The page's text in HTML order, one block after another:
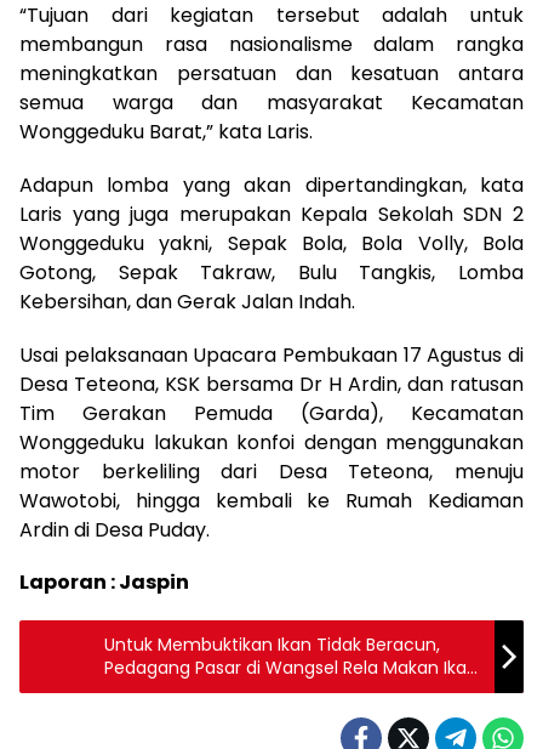
“Tujuan dari kegiatan tersebut adalah untuk
membangun rasa nasionalisme dalam rangka
meningkatkan persatuan dan kesatuan antara
semua warga dan masyarakat Kecamatan
Wonggeduku Barat,” kata Laris.
Adapun lomba yang akan dipertandingkan, kata
Laris yang juga merupakan Kepala Sekolah SDN 2
Wonggeduku yakni, Sepak Bola, Bola Volly, Bola
Gotong, Sepak Takraw, Bulu Tangkis, Lomba
Kebersihan, dan Gerak Jalan Indah.
Usai pelaksanaan Upacara Pembukaan 17 Agustus di
Desa Teteona, KSK bersama Dr H Ardin, dan ratusan
Tim Gerakan Pemuda (Garda), Kecamatan
Wonggeduku lakukan konfoi dengan menggunakan
motor berkeliling dari Desa Teteona, menuju
Wawotobi, hingga kembali ke Rumah Kediaman
Ardin di Desa Puday.
Laporan : Jaspin
Untuk Membuktikan Ikan Tidak Beracun,
Pedagang Pasar di Wangsel Rela Makan Ikan
Mentah